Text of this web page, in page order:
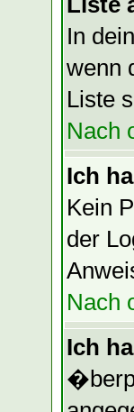
In
wenn
Liste
Nach
Ich
Kein
der
Nach
Ich